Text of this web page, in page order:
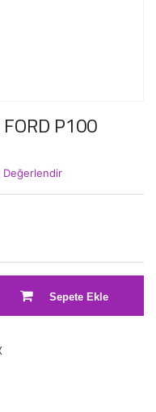
P100
Değerlendir
Sepete Ekle